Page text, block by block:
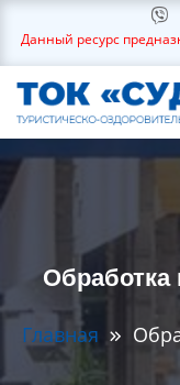
Данный ресурс
Главная